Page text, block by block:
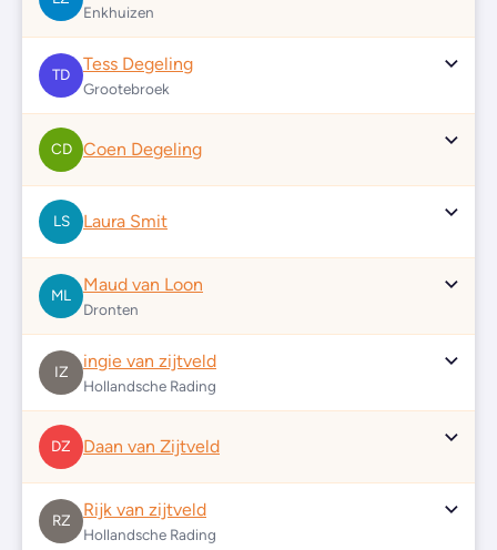
Enkhuizen
TD
Tess Degeling
Grootebroek
CD Coen Degeling
LS Laura Smit
ML
Maud van Loon
Dronten
IZ
ingie van zijtveld
Hollandsche Rading
DZ Daan van Zijtveld
RZ
Rijk van zijtveld
Hollandsche Rading